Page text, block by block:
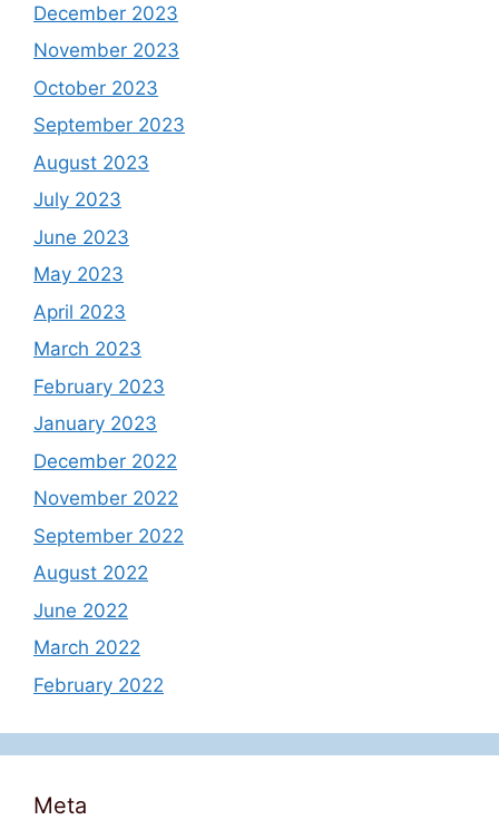
December 2023
November 2023
October 2023
September 2023
August 2023
July 2023
June 2023
May 2023
April 2023
March 2023
February 2023
January 2023
December 2022
November 2022
September 2022
August 2022
June 2022
March 2022
February 2022
Meta